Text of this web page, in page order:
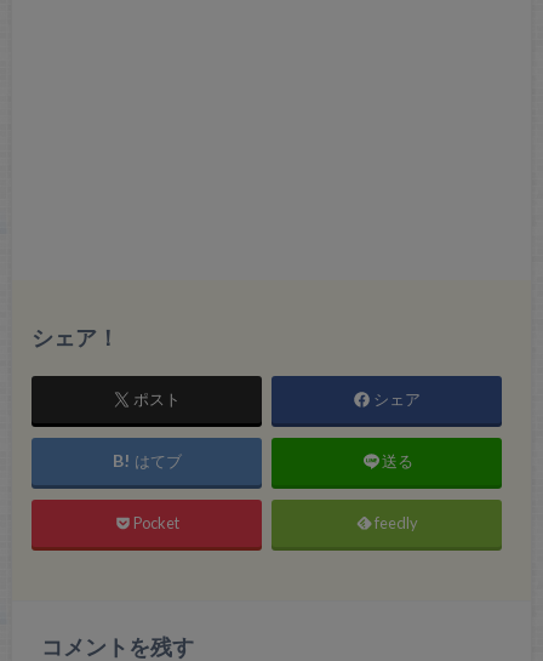
シェア！
ポスト シェア
はてブ 送る
Pocket feedly
コメントを残す